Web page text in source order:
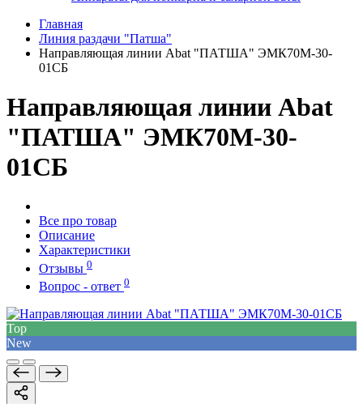
Главная
Линия раздачи "Патша"
Направляющая линии Abat "ПАТША" ЭМК70М-30-
01СБ
Направляющая линии Abat
"ПАТША" ЭМК70М-30-
01СБ
Все про товар
Описание
Характеристики
Отзывы 0
Вопрос - ответ 0
Top
New